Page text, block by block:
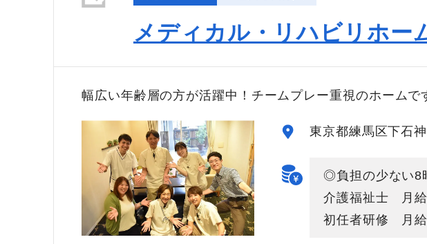
メディカル・リハビリホー
幅広い年齢層の方が活躍中！チームプレー重視のホームで
東京都練馬区下石
◎負担の少ない8
介護福祉士 月給
初任者研修 月給